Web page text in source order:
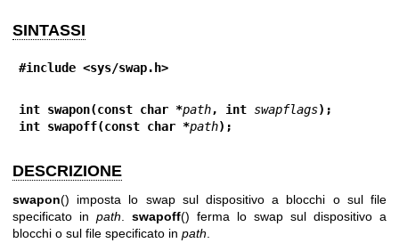
SINTASSI
#include <sys/swap.h>
int swapon(const char *path, int swapflags);
int swapoff(const char *path);
DESCRIZIONE
swapon() imposta lo swap sul dispositivo a blocchi o sul file
specificato in path swapoff() ferma lo swap sul dispositivo a
blocchi o sul file specificato in path